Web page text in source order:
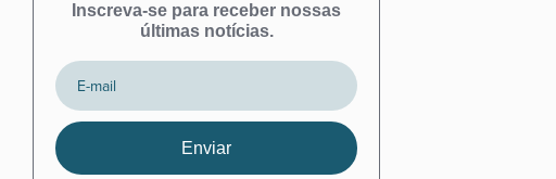
Inscreva-se para receber nossas
últimas notícias.